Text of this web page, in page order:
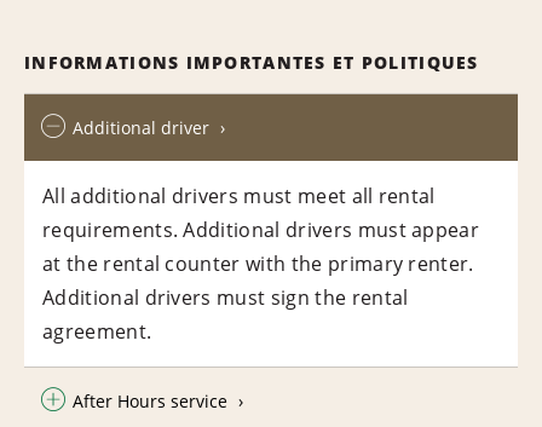
INFORMATIONS IMPORTANTES ET POLITIQUES
Additional driver
All additional drivers must meet all rental
requirements. Additional drivers must appear
at the rental counter with the primary renter.
Additional drivers must sign the rental
agreement.
After Hours service